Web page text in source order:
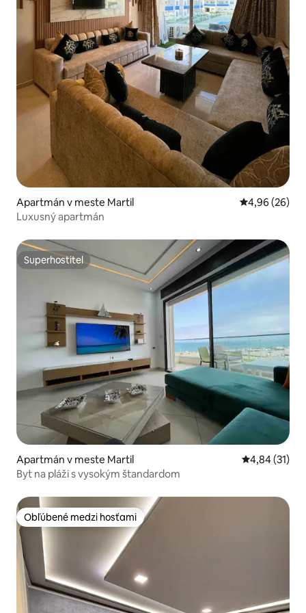
Apartmán v meste Martil Priemerné
4,96 (26)
Luxusný apartmán
Superhostiteľ
Superhostiteľ
Apartmán v meste Martil Priemerné
4,84 (31)
Byt na pláži s vysokým štandardom
Obľúbené medzi hosťami
Obľúbené medzi hosťami